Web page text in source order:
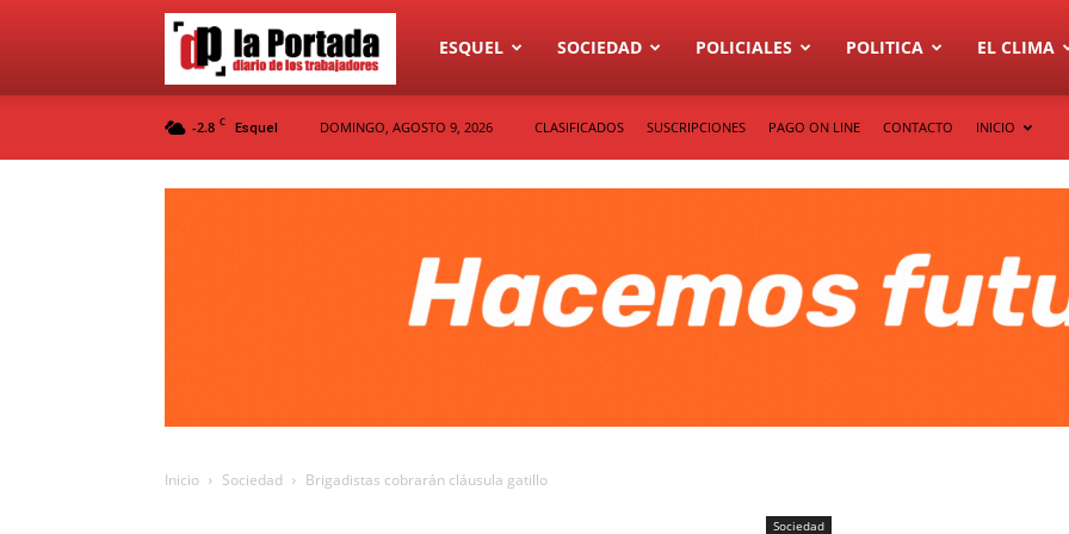
Diario
ESQUEL SOCIEDAD POLICIALES POLITICA EL CLIMA
-2.8 C Esquel DOMINGO, AGOSTO 9, 2026 CLASIFICADOS SUSCRIPCIONES PAGO ON LINE CONTACTO INICIO
Inicio Sociedad Brigadistas cobrarán cláusula gatillo
Sociedad